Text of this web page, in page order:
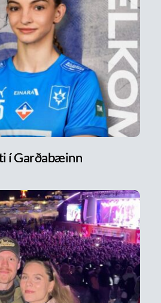
í Garðabæinn